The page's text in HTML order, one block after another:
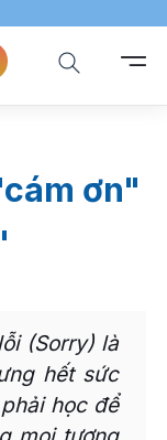
ơn"
(Sorry) là
hết sức
học để